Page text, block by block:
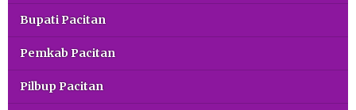
Bupati Pacitan
Pemkab Pacitan
Pilbup Pacitan